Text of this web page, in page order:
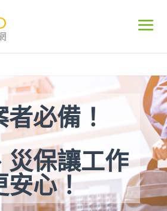
者必備！
災保讓工作
安心！